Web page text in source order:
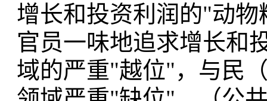
增长和投资利润的"动
官员一味地追求增长和
域的严重"越位"，与民